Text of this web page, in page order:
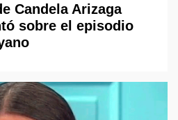
Candela Arizaga
sobre el episodio